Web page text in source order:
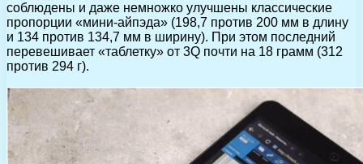
соблюдены и даже немножко улучшены классические
пропорции «мини-айпэда» (198,7 против 200 мм в длину
и 134 против 134,7 мм в ширину). При этом последний
перевешивает «таблетку» от 3Q почти на 18 грамм (312
против 294 г).